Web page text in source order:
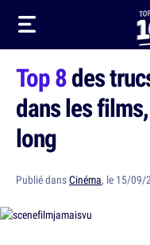
Top 8des
dans les
long
Publié dansCinéma, le 15/09/